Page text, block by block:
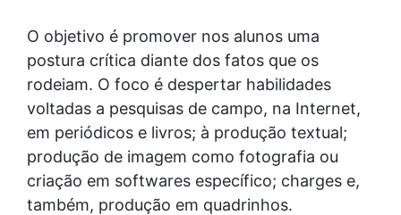
O objetivo é promover nos alunos uma
postura crítica diante dos fatos que os
rodeiam. O foco é despertar habilidades
voltadas a pesquisas de campo, na Internet,
em periódicos e livros; à produção textual;
produção de imagem como fotografia ou
criação em softwares específico; charges e,
também, produção em quadrinhos.